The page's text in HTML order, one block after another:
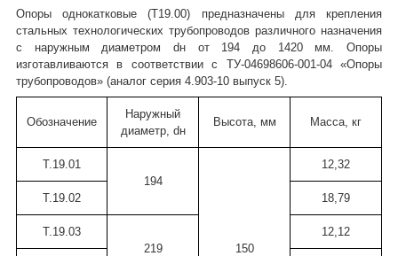
Опоры однокатковые (Т19.00) предназначены для крепления
стальных технологических трубопроводов различного назначения
с наружным диаметром dн от 194 до 1420 мм. Опоры
изготавливаются в соответствии с ТУ-04698606-001-04 «Опоры
трубопроводов» (аналог серия 4.903-10 выпуск 5).
Обозначение
Наружный
диаметр, dн
Высота, мм Масса, кг
Т.19.01
194
150
12,32
Т.19.02 18,79
Т.19.03
219
12,12